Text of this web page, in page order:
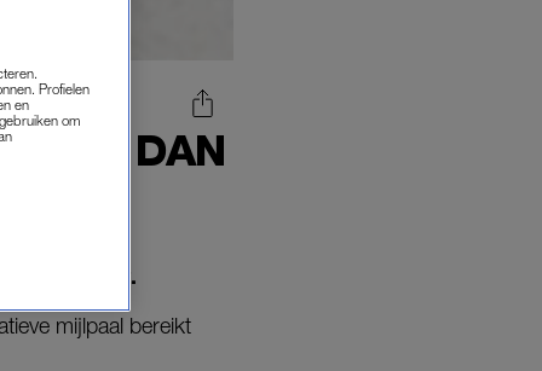
DAN
de vlucht.
mijlpaal bereikt
Profielen
en
om